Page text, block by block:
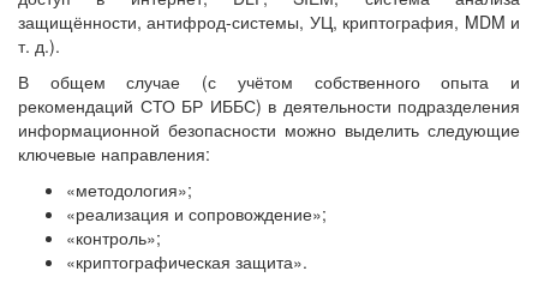
защищённости, антифрод-системы, УЦ, криптография, MDM и
т. д.).
В общем случае (с учётом собственного опыта и
рекомендаций СТО БР ИББС) в деятельности подразделения
информационной безопасности можно выделить следующие
ключевые направления:
«методология»;
«реализация и сопровождение»;
«контроль»;
«криптографическая защита».